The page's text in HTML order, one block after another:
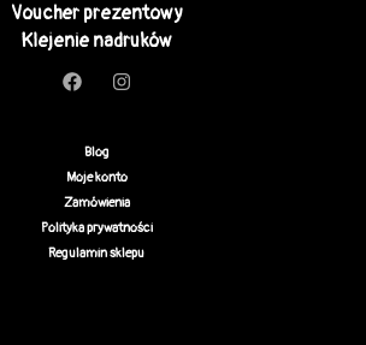
Voucher prezentowy
Klejenie nadruków
Blog
Moje konto
Zamówienia
Polityka prywatności
Regulamin sklepu